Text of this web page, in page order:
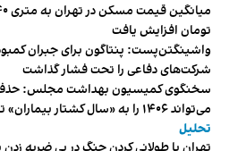
تومان افزایش یافت
واشینگتن‌پست: پنتاگون برای جبران
شرکت‌های دفاعی را تحت فشار گذاشت
سخنگوی کمیسیون بهداشت مجلس: حذف
می‌تواند ۱۴۰۶ را به «سال کشتار بیماران» تبدیل کند
تحلیل